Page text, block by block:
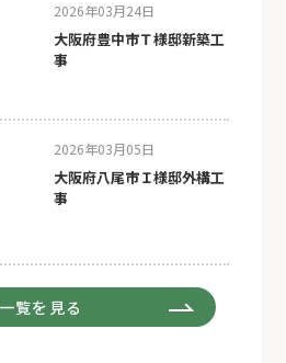
2026年03月24日
大阪府豊中市Ｔ様邸新築工
事
2026年03月05日
大阪府八尾市Ｉ様邸外構工
事
一覧を見る